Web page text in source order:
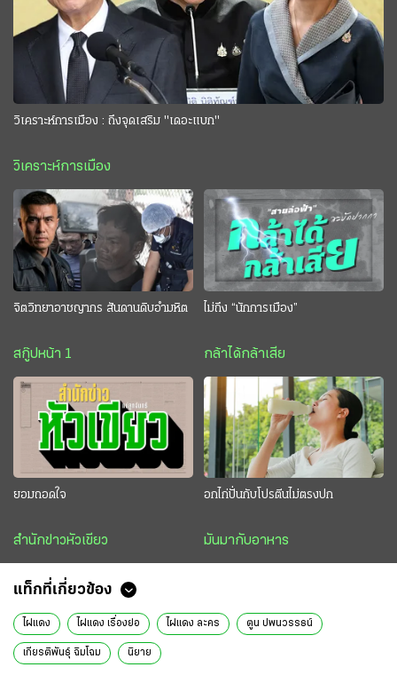
วิเคราะห์การเมือง : ถึงจุดเสริม "เดอะแบก"
วิเคราะห์การเมือง
จิตวิทยาอาชญากร สันดานดิบอำมหิต
สกู๊ปหน้า 1
ไม่ถึง “นักการเมือง”
กล้าได้กล้าเสีย
ยอมถอดใจ
สำนักข่าวหัวเขียว
อกไก่ปั่นกับโปรตีนไม่ตรงปก
มันมากับอาหาร
แท็กที่เกี่ยวข้อง
ไผ่แดง ไผ่แดง เรื่องย่อ ไผ่แดง ละคร ตูน ปพนวรรธน์
เกียรติพันธุ์ ฉิมโฉม นิยาย